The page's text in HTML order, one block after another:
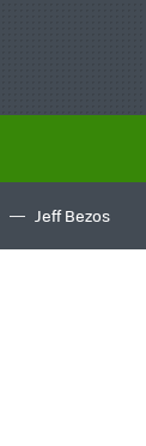
Jeff Bezos